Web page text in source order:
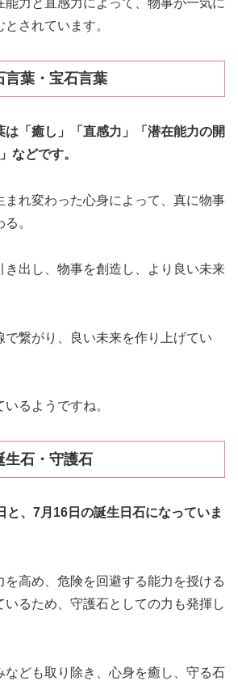
されています。
言葉・宝石言葉
は「癒し」「直感力」「潜在能力の開
などです。
まれ変わった心身によって、真に物事
。
き出し、物事を創造し、より良い未来
で繋がり、良い未来を作り上げてい
るようですね。
生石・守護石
と、7月16日の誕生日石になっていま
を高め、危険を回避する能力を授ける
いるため、守護石としての力も発揮し
なども取り除き、心身を癒し、守る石